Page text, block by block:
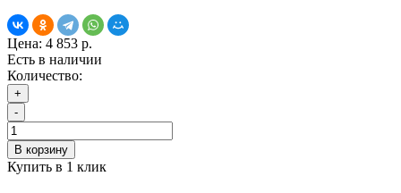
Цена: 4 853 р.
Есть в наличии
Количество:
+
-
В корзину
Купить в 1 клик